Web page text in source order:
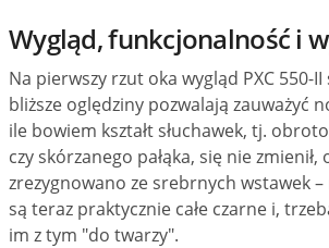
Wygląd, funkcjonalność i
Na pierwszy rzut oka wygląd PXC 550-II
bliższe oględziny pozwalają zauważyć
ile bowiem kształt słuchawek, tj.
czy skórzanego pałąka, się nie zmienił,
zrezygnowano ze srebrnych wstawek
są teraz praktycznie całe czarne i,
im z tym "do twarzy".